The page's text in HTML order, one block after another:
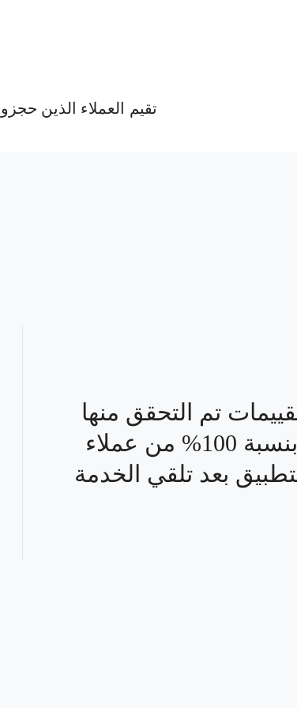
تقيم العملاء الذين
تم التحقق منها
بنسبة 100% من عملاء
بعد تلقي الخدمة